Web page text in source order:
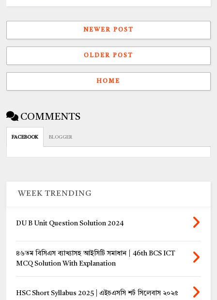
NEWER POST
OLDER POST
HOME
COMMENTS
FACEBOOK BLOGGER
WEEK TRENDING
DU B Unit Question Solution 2024
৪৬তম বিসিএস ব্যাখ্যাসহ আইসিটি সমাধান | 46th BCS ICT
MCQ Solution With Explanation
HSC Short Syllabus 2025 | এইচএসসি শর্ট সিলেবাস ২০২৫